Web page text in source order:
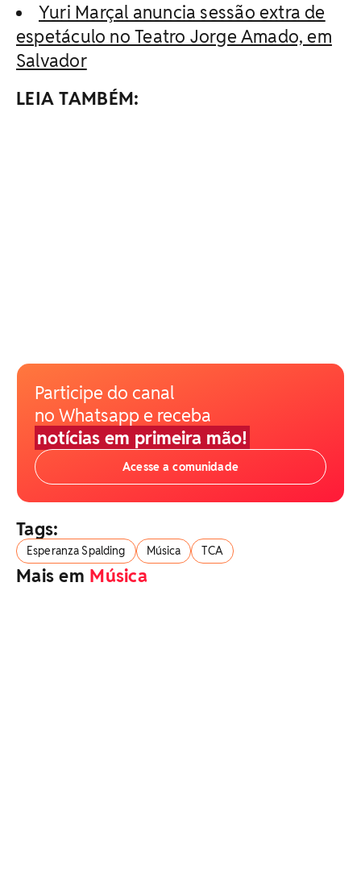
Yuri Marçal anuncia sessão extra de
espetáculo no Teatro Jorge Amado, em
Salvador
LEIA TAMBÉM:
Participe do canal
no Whatsapp e receba
notícias em primeira mão!
Acesse a comunidade
Tags:
Esperanza Spalding Música TCA
Mais em Música